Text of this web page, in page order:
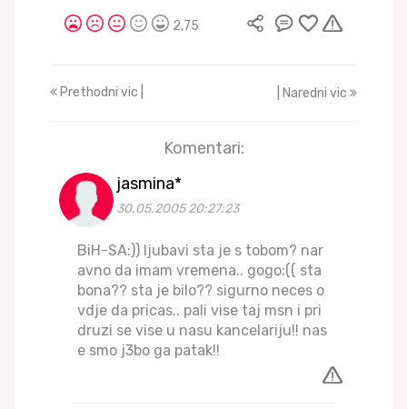
2,75
Prethodni vic | | Naredni vic
Komentari:
jasmina*
30.05.2005 20:27:23
BiH-SA:)) ljubavi sta je s tobom? nar
avno da imam vremena.. gogo:(( sta
bona?? sta je bilo?? sigurno neces o
vdje da pricas.. pali vise taj msn i pri
druzi se vise u nasu kancelariju!! nas
e smo j3bo ga patak!!